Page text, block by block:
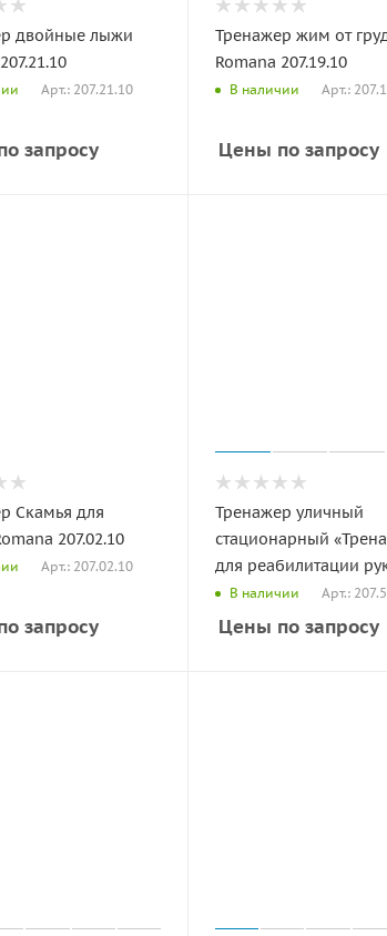
двойные лыжи
Арт.: 207.21.10
запросу
Тренажер жим от
Romana 207.19.10
В наличии Арт.:
Цены по запросу
Скамья для
207.02.10
Арт.: 207.02.10
запросу
Тренажер уличный
стационарный
для реабилитации
В наличии Арт.:
Цены по запросу